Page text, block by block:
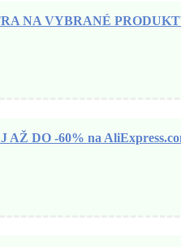
NA VYBRANÉ
DO -60% na